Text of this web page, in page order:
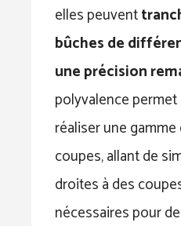
elles peuvent
bûches de
une précision
polyvalence
réaliser une
coupes, allant de
droites à des
nécessaires pour